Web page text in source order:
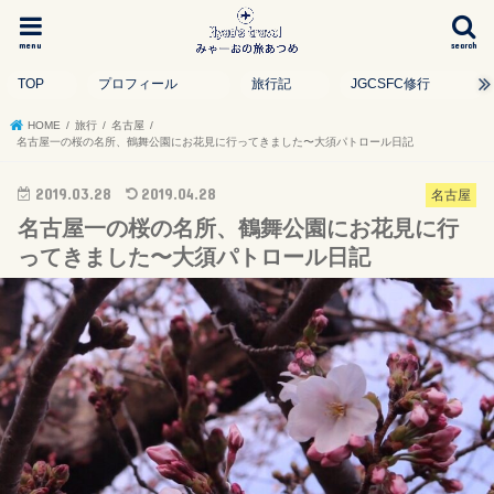
search
menu
TOP プロフィール 旅行記 JGCSFC修行
HOME 旅行
名古屋
名古屋一の桜の名所、鶴舞公園にお花見に行ってきました〜大須パトロール日記
名古屋
2019.03.28 2019.04.28
名古屋一の桜の名所、鶴舞公園にお花見に行
ってきました〜大須パトロール日記